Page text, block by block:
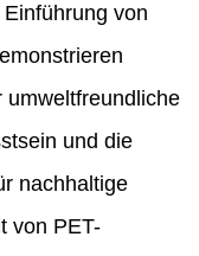
von
umweltfreundliche
und die
nachhaltige
von PET-